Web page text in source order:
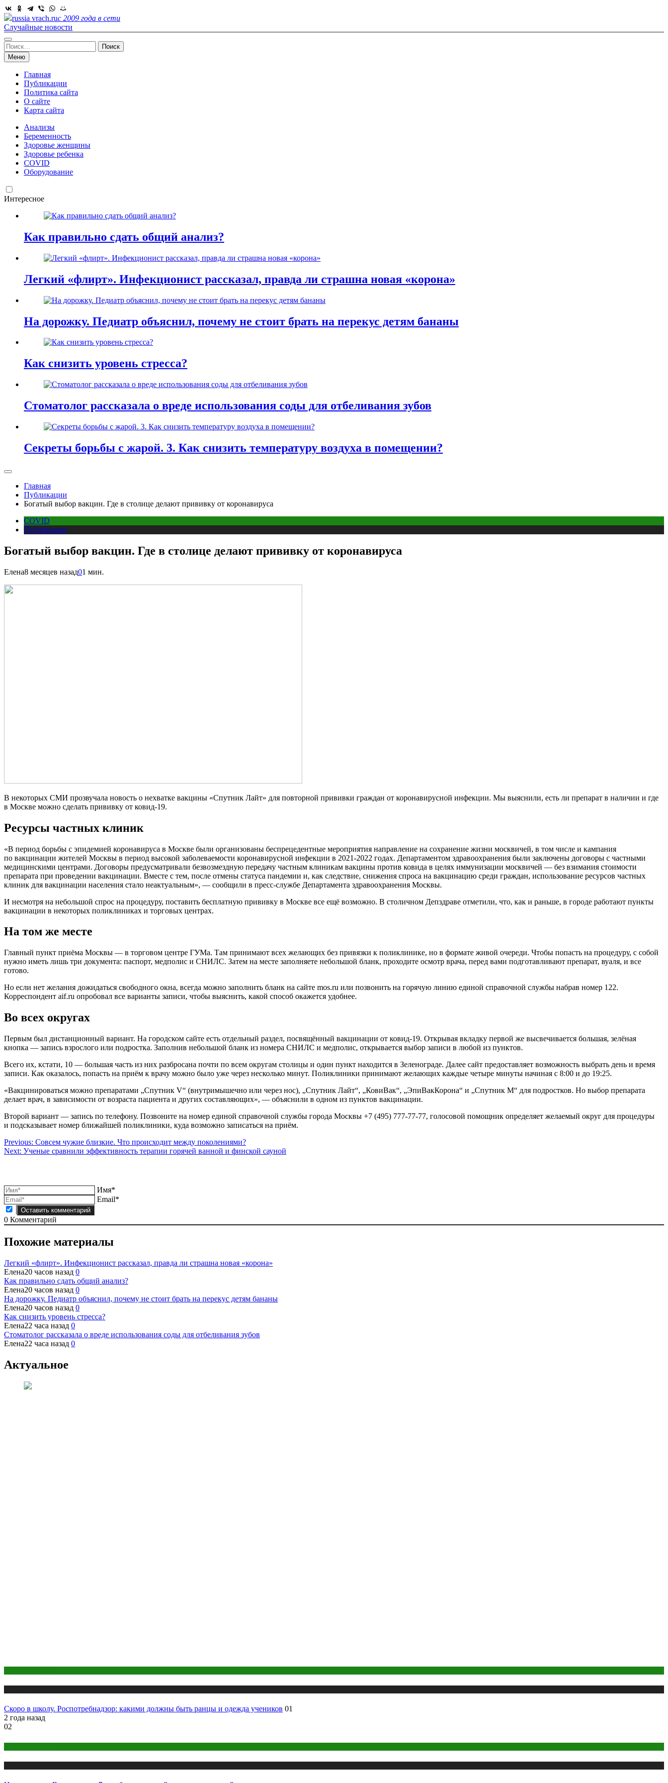
Skip
to
content
russia vrach.ruс 2009 года в сети
Случайные новости
Найти:
Меню
Главная
Публикации
Политика сайта
О сайте
Карта сайта
Анализы
Беременность
Здоровье женщины
Здоровье ребенка
COVID
Оборудование
Интересное
Как правильно сдать общий анализ?
Легкий «флирт». Инфекционист рассказал, правда ли страшна новая «корона»
На дорожку. Педиатр объяснил, почему не стоит брать на перекус детям бананы
Как снизить уровень стресса?
Стоматолог рассказала о вреде использования соды для отбеливания зубов
Секреты борьбы с жарой. 3. Как снизить температуру воздуха в помещении?
Главная
Публикации
Богатый выбор вакцин. Где в столице делают прививку от коронавируса
COVID
Публикации
Богатый выбор вакцин. Где в столице делают прививку от коронавируса
Елена8 месяцев назад01 мин.
В некоторых СМИ прозвучала новость о нехватке вакцины «Спутник Лайт» для повторной прививки граждан от коронавирусной инфекции. Мы выяснили, есть ли препарат в наличии и где
в Москве можно сделать прививку от ковид-19.
Ресурсы частных клиник
«В период борьбы с эпидемией коронавируса в Москве были организованы беспрецедентные мероприятия направление на сохранение жизни москвичей, в том числе и кампания
по вакцинации жителей Москвы в период высокой заболеваемости коронавирусной инфекции в 2021-2022 годах. Департаментом здравоохранения были заключены договоры с частными
медицинскими центрами. Договоры предусматривали безвозмездную передачу частным клиникам вакцины против ковида в целях иммунизации москвичей — без взимания стоимости
препарата при проведении вакцинации. Вместе с тем, после отмены статуса пандемии и, как следствие, снижения спроса на вакцинацию среди граждан, использование ресурсов частных
клиник для вакцинации населения стало неактуальным», — сообщили в пресс-службе Департамента здравоохранения Москвы.
И несмотря на небольшой спрос на процедуру, поставить бесплатную прививку в Москве все ещё возможно. В столичном Депздраве отметили, что, как и раньше, в городе работают пункты
вакцинации в некоторых поликлиниках и торговых центрах.
На том же месте
Главный пункт приёма Москвы — в торговом центре ГУМа. Там принимают всех желающих без привязки к поликлинике, но в формате живой очереди. Чтобы попасть на процедуру, с собой
нужно иметь лишь три документа: паспорт, медполис и СНИЛС. Затем на месте заполняете небольшой бланк, проходите осмотр врача, перед вами подготавливают препарат, вуаля, и все
готово.
Но если нет желания дожидаться свободного окна, всегда можно заполнить бланк на сайте mos.ru или позвонить на горячую линию единой справочной службы набрав номер 122.
Корреспондент aif.ru опробовал все варианты записи, чтобы выяснить, какой способ окажется удобнее.
Во всех округах
Первым был дистанционный вариант. На городском сайте есть отдельный раздел, посвящённый вакцинации от ковид-19. Открывая вкладку первой же высвечивается большая, зелёная
кнопка — запись взрослого или подростка. Заполнив небольшой бланк из номера СНИЛС и медполис, открывается выбор записи в любой из пунктов.
Всего их, кстати, 10 — большая часть из них разбросана почти по всем округам столицы и один пункт находится в Зеленограде. Далее сайт предоставляет возможность выбрать день и время
записи. Как оказалось, попасть на приём к врачу можно было уже через несколько минут. Поликлиники принимают желающих каждые четыре минуты начиная с 8:00 и до 19:25.
«Вакцинироваться можно препаратами „Спутник V“ (внутримышечно или через нос), „Спутник Лайт“, „КовиВак“, „ЭпиВакКорона“ и „Спутник М“ для подростков. Но выбор препарата
делает врач, в зависимости от возраста пациента и других составляющих», — объяснили в одном из пунктов вакцинации.
Второй вариант — запись по телефону. Позвоните на номер единой справочной службы города Москвы +7 (495) 777-77-77, голосовой помощник определяет желаемый округ для процедуры
и подсказывает номер ближайшей поликлиники, куда возможно записаться на приём.
Навигация
по
Previous: Совсем чужие близкие. Что происходит между поколениями?
Next: Ученые сравнили эффективность терапии горячей ванной и финской сауной
Имя*
Email*
0 Комментарий
Похожие материалы
Легкий «флирт». Инфекционист рассказал, правда ли страшна новая «корона»
Елена20 часов назад 0
Как правильно сдать общий анализ?
Елена20 часов назад 0
На дорожку. Педиатр объяснил, почему не стоит брать на перекус детям бананы
Елена20 часов назад 0
Как снизить уровень стресса?
Елена22 часа назад 0
Стоматолог рассказала о вреде использования соды для отбеливания зубов
Елена22 часа назад 0
Актуальное
Скоро в школу. Роспотребнадзор: какими должны быть ранцы и одежда учеников 01
2 года назад
02